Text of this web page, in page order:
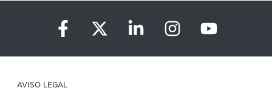
AVISO LEGAL